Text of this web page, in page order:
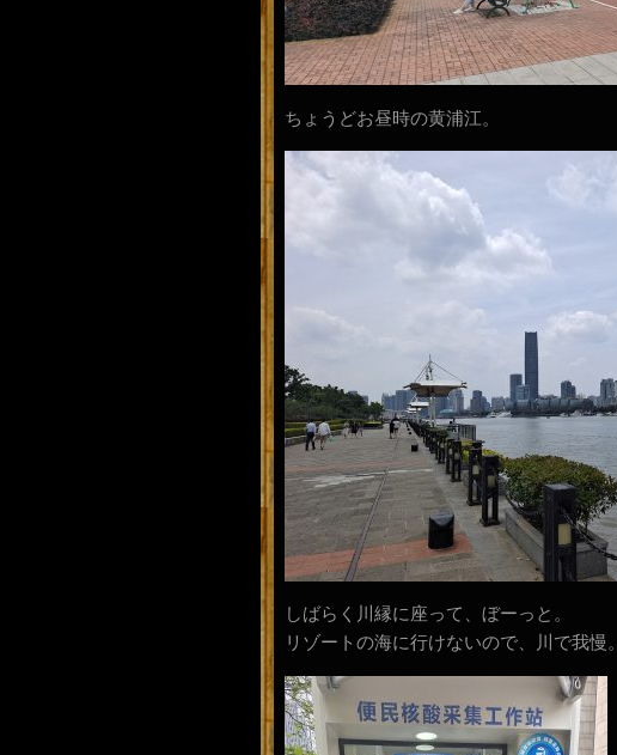
ちょうどお昼時の黄浦江。
しばらく川縁に座って、ぼーっと。
リゾートの海に行けないので、川で我慢。